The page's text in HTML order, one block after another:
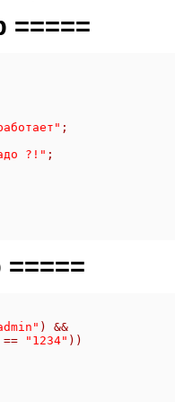
=====
;
?!" ;
)
&&
== "1234" ))